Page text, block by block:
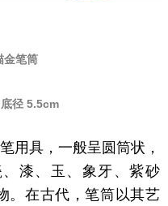
金笔筒
径 5.5cm
用具，一般呈圆筒状，
漆、玉、象牙、紫砂
。在古代，笔筒以其艺